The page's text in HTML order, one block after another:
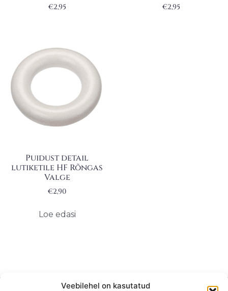
Veebilehel on kasutatud
€2,95 €2,95
Puidust detail
lutiketile HF Rõngas
Valge
€2,90
Loe edasi